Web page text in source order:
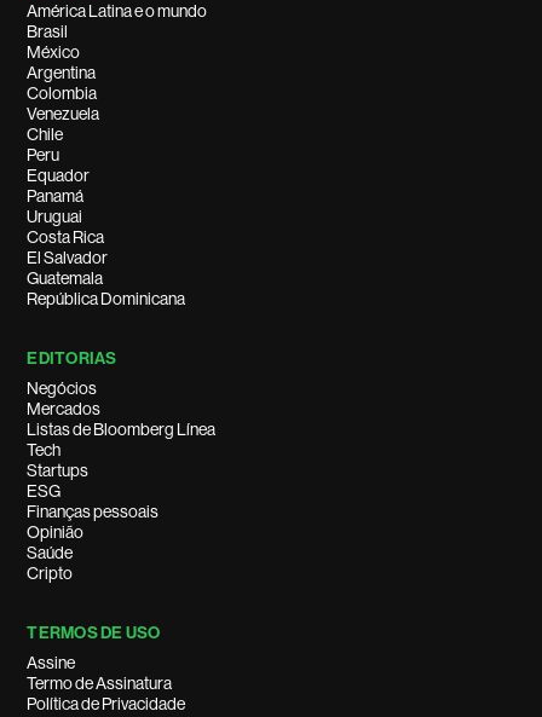
América Latina e o mundo
Brasil
México
Argentina
Colombia
Venezuela
Chile
Peru
Equador
Panamá
Uruguai
Costa Rica
El Salvador
Guatemala
República Dominicana
EDITORIAS
Negócios
Mercados
Listas de Bloomberg Línea
Tech
Startups
ESG
Finanças pessoais
Opinião
Saúde
Cripto
TERMOS DE USO
Assine
Termo de Assinatura
Política de Privacidade